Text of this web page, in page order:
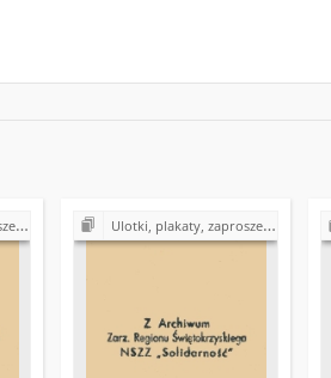
1990 Ulotki, plakaty, zaproszenia, cegiełki, kartki okolicznościowe, kalendarzyki z lat 1980-1990